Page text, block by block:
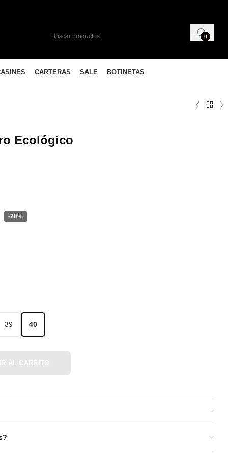
0
CARTERAS SALE BOTINETAS
Ecológico
39
39 40
40
AL CARRITO
-20%